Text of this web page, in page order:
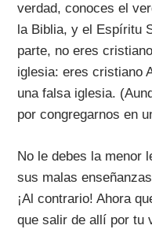
verdad, conoces el
la Biblia, y el Espíritu
parte, no eres
iglesia: eres cristiano
una falsa iglesia.
por congregarnos en
No le debes la menor
sus malas
¡Al contrario! Ahora
que salir de allí por tu